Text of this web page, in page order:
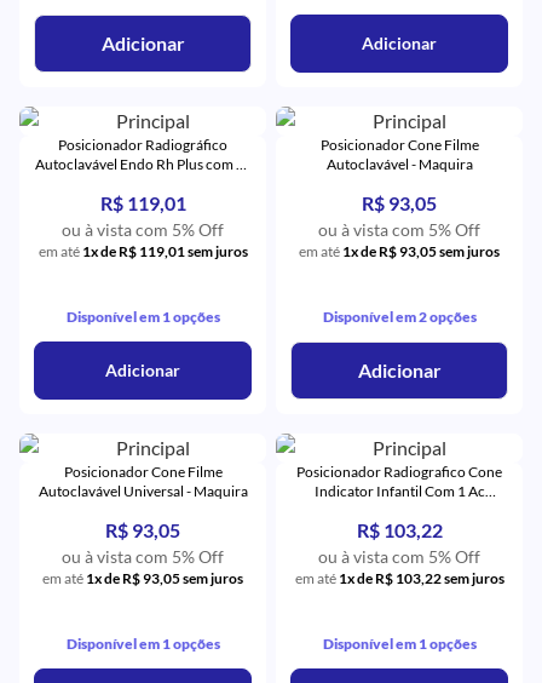
Adicionar Adicionar
Posicionador Radiográfico
Autoclavável Endo Rh Plus com 2 -
R$ 119,01
ou à vista com 5% Off
em até 1x de R$ 119,01 sem juros
Disponível em 1 opções
Adicionar
Posicionador Cone Filme
Autoclavável - Maquira
R$ 93,05
ou à vista com 5% Off
em até 1x de R$ 93,05 sem juros
Disponível em 2 opções
Adicionar
Posicionador Cone Filme
Autoclavável Universal - Maquira
R$ 93,05
ou à vista com 5% Off
em até 1x de R$ 93,05 sem juros
Disponível em 1 opções
Posicionador Radiografico Cone
Indicator Infantil Com 1 Ac
R$ 103,22
ou à vista com 5% Off
em até 1x de R$ 103,22 sem juros
Disponível em 1 opções